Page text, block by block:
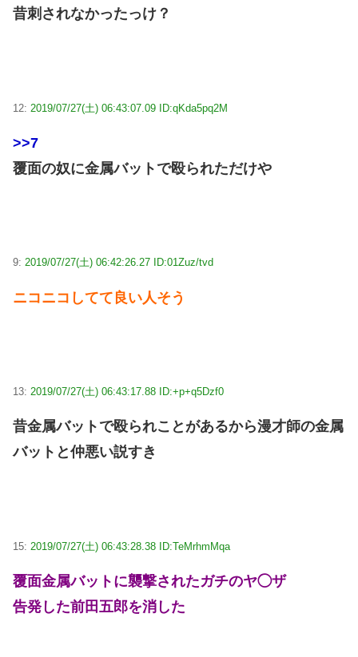
昔刺されなかったっけ？
12: 2019/07/27(土) 06:43:07.09 ID:qKda5pq2M
>>7
覆面の奴に金属バットで殴られただけや
9: 2019/07/27(土) 06:42:26.27 ID:01Zuz/tvd
ニコニコしてて良い人そう
13: 2019/07/27(土) 06:43:17.88 ID:+p+q5Dzf0
昔金属バットで殴られことがあるから漫才師の金属
バットと仲悪い説すき
15: 2019/07/27(土) 06:43:28.38 ID:TeMrhmMqa
覆面金属バットに襲撃されたガチのヤ◯ザ
告発した前田五郎を消した